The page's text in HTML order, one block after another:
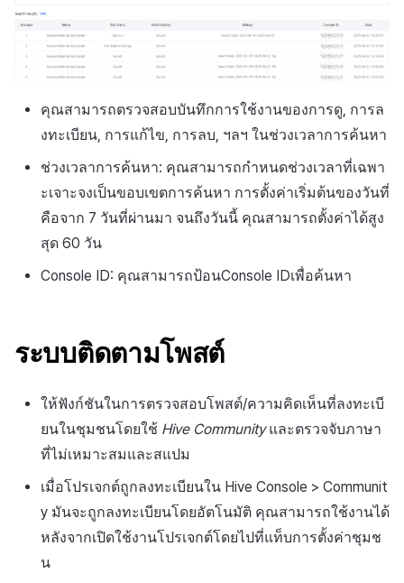
คุณสามารถตรวจสอบบันทึกการใช้งานของการดู, การล
งทะเบียน, การแก้ไข, การลบ, ฯลฯ ในช่วงเวลาการค้นหา
ช่วงเวลาการค้นหา: คุณสามารถกำหนดช่วงเวลาที่เฉพา
ะเจาะจงเป็นขอบเขตการค้นหา การตั้งค่าเริ่มต้นของวันที่
คือจาก 7 วันที่ผ่านมา จนถึงวันนี้ คุณสามารถตั้งค่าได้สูง
สุด 60 วัน
Console ID: คุณสามารถป้อนConsole IDเพื่อค้นหา
ระบบติดตามโพสต์
ให้ฟังก์ชันในการตรวจสอบโพสต์/ความคิดเห็นที่ลงทะเบี
ยนในชุมชนโดยใช้ Hive Communityและตรวจจับภาษา
ที่ไม่เหมาะสมและสแปม
เมื่อโปรเจกต์ถูกลงทะเบียนใน Hive Console > Communit
y มันจะถูกลงทะเบียนโดยอัตโนมัติ คุณสามารถใช้งานได้
หลังจากเปิดใช้งานโปรเจกต์โดยไปที่แท็บการตั้งค่าชุมช
น